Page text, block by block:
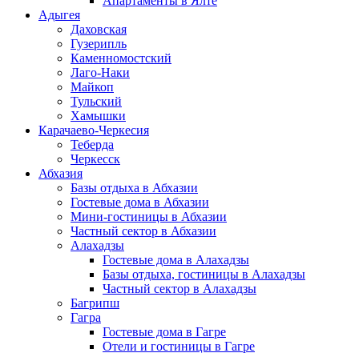
Адыгея
Даховская
Гузерипль
Каменномостский
Лаго-Наки
Майкоп
Тульский
Хамышки
Карачаево-Черкесия
Теберда
Черкесск
Абхазия
Базы отдыха в Абхазии
Гостевые дома в Абхазии
Мини-гостиницы в Абхазии
Частный сектор в Абхазии
Алахадзы
Гостевые дома в Алахадзы
Базы отдыха, гостиницы в Алахадзы
Частный сектор в Алахадзы
Багрипш
Гагра
Гостевые дома в Гагре
Отели и гостиницы в Гагре